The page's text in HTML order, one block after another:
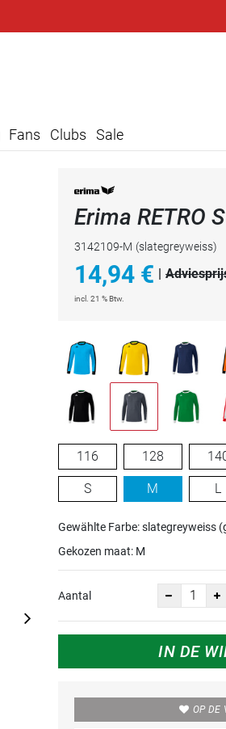
Fans Clubs Sale
Erima RETRO
3142109-M (slategreyweiss)
14,94 €
incl. 21 % Btw.
116 128
S M L
Gewählte Farbe: slategreyweiss
Gekozen maat: M
Aantal
IN DE
OP DE